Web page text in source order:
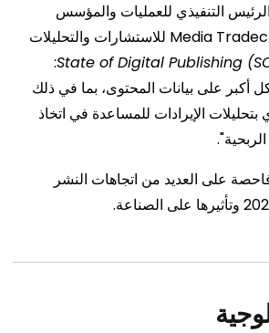
التنفيذي للعمليات والمؤسس
المشارك لشركة Media Tradecraft للاستشارات والتحليلات
State of Digital Publishing
:
أكبر على بيانات المحتوى، بما في ذلك
الإيرادات للمساعدة في اتخاذ
على العديد من اتجاهات النشر